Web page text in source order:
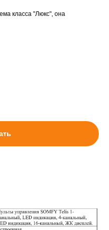
класса "Люкс", она